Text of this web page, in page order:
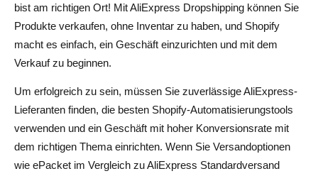
Apps für die Dropshipping-Automatisierung von Shopify
Preisgestaltung
Häufige Herausforderungen und wie man sie überwindet
Umgang mit langen Versandzeiten
Vermeidung minderwertiger Lieferanten und gefälschter
Produkte
bist am richtigen Ort! Mit AliExpress Dropshipping können Sie
Produkte verkaufen, ohne Inventar zu haben, und Shopify
macht es einfach, ein Geschäft einzurichten und mit dem
Verkauf zu beginnen.
Um erfolgreich zu sein, müssen Sie zuverlässige AliExpress-
Lieferanten finden, die besten Shopify-Automatisierungstools
verwenden und ein Geschäft mit hoher Konversionsrate mit
dem richtigen Thema einrichten. Wenn Sie Versandoptionen
wie ePacket im Vergleich zu AliExpress Standardversand